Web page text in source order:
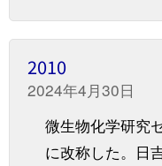
2010
2024年4月30日
微生物化学研究
に改称した。日